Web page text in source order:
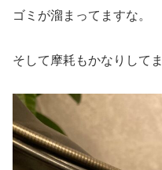
ゴミが溜まってますな。
そして摩耗もかなりしてま